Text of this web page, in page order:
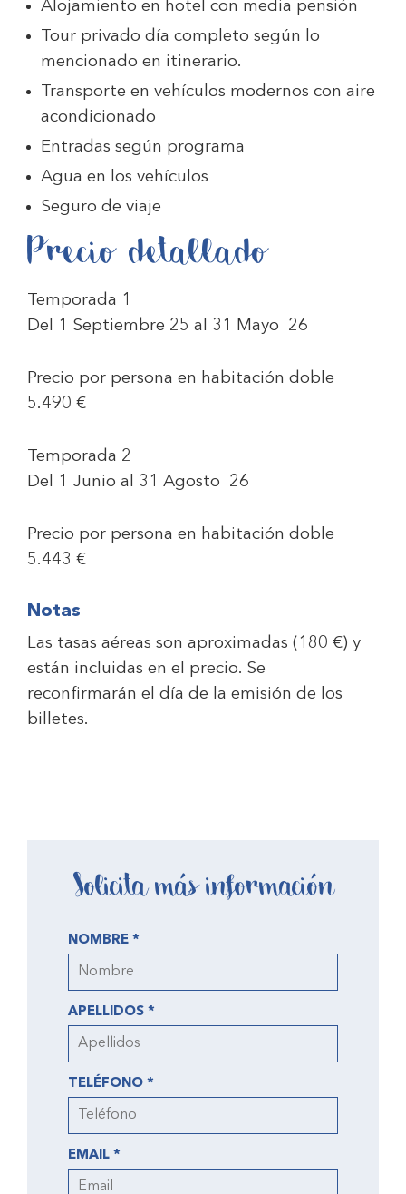
Alojamiento en hotel con media pensión
Tour privado día completo según lo
mencionado en itinerario.
Transporte en vehículos modernos con aire
acondicionado
Entradas según programa
Agua en los vehículos
Seguro de viaje
Precio detallado
Temporada 1
Del 1 Septiembre 25 al 31 Mayo 26
Precio por persona en habitación doble
5.490 €
Temporada 2
Del 1 Junio al 31 Agosto 26
Precio por persona en habitación doble
5.443 €
Notas
Las tasas aéreas son aproximadas ( 180 €) y
están incluidas en el precio. Se
reconfirmarán el día de la emisión de los
billetes.
Solicita más información
NOMBRE *
APELLIDOS *
TELÉFONO *
EMAIL *